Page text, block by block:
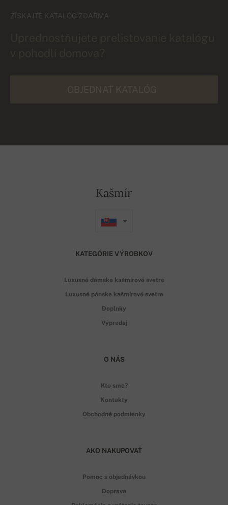
ZÍSKAJTE KATALÓG ZDARMA
Kašmír
KATEGÓRIE VÝROBKOV
Luxusné dámske kašmírové svetre
Luxusné pánske kašmírové svetre
Doplnky
Výpredaj
O NÁS
Kto sme?
Kontakty
Obchodné podmienky
AKO NAKUPOVAŤ
Pomoc s objednávkou
Doprava